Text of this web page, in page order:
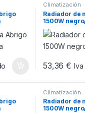
Climatización
Radiador de
1500W
53,36€ Iva
Climatización
Radiador de
1500W